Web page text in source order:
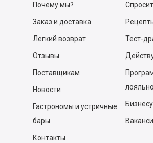
Почему мы?
Заказ и доставка
Легкий возврат
Отзывы
Поставщикам
Новости
Гастрономы и устричные
бары
Контакты
Тест-
Бизнесу